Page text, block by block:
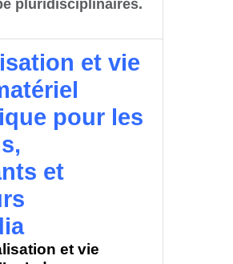
pluridisciplinaires.
et vie
pour les
et
et vie